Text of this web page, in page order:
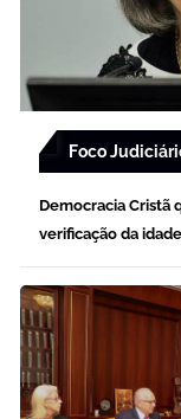
Foco
Democracia Cristã
verificação da